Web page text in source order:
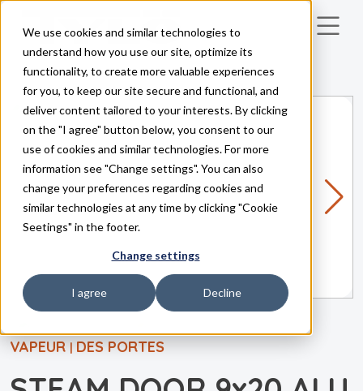
We use cookies and similar technologies to
understand how you use our site, optimize its
functionality, to create more valuable experiences
for you, to keep our site secure and functional, and
deliver content tailored to your interests. By clicking
on the "I agree" button below, you consent to our
use of cookies and similar technologies. For more
information see "Change settings". You can also
change your preferences regarding cookies and
similar technologies at any time by clicking "Cookie
Seetings" in the footer.
Change settings
I agree Decline
Skip to main content
VAPEUR | DES PORTES